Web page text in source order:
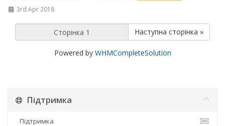
3rd Apr 2018
Наступна сторінка »
Powered by WHMCompleteSolution
Підтримка
Підтримка